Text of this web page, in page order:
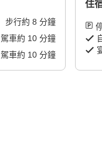
步行約 8 分鐘
駕車約 10分鐘
駕車約 10分鐘
住